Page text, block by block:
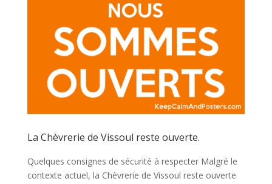
La Chèvrerie de Vissoul reste ouverte.
Quelques consignes de sécurité à respecter Malgré le
contexte actuel, la Chèvrerie de Vissoul reste ouverte